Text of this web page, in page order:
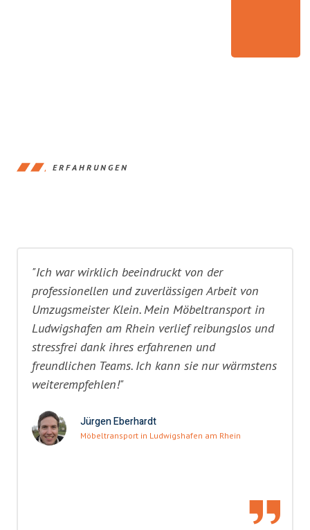
ERFAHRUNGEN
"Ich war wirklich beeindruckt von der
professionellen und zuverlässigen Arbeit von
Umzugsmeister Klein. Mein Möbeltransport in
Ludwigshafen am Rhein verlief reibungslos und
stressfrei dank ihres erfahrenen und
freundlichen Teams. Ich kann sie nur wärmstens
weiterempfehlen!"
Jürgen Eberhardt
Möbeltransport in Ludwigshafen am Rhein